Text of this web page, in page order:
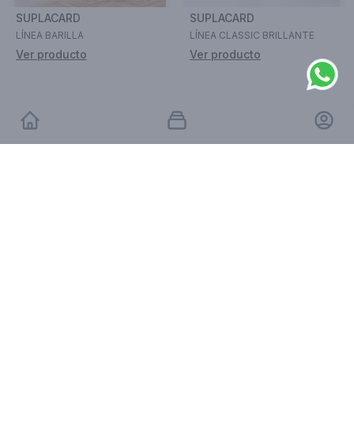
SUPLACARD
LÍNEA BARILLA
Ver producto
SUPLACARD
LÍNEA CLASSIC BRILLANTE
Ver producto